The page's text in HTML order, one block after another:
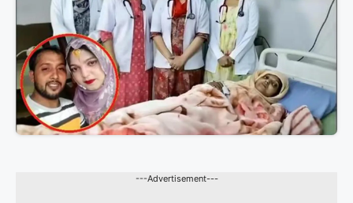
---Advertisement---